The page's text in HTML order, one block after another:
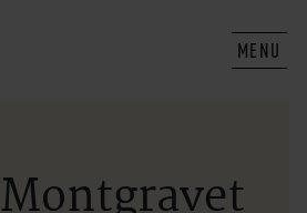
MENU
Montgravet